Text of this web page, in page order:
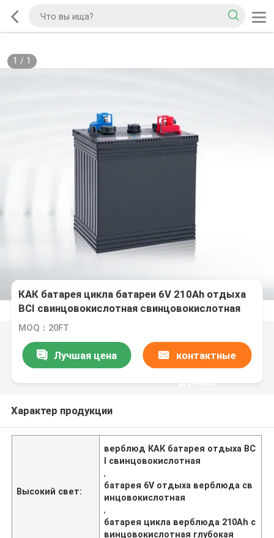
1 / 1
КАК батарея цикла батареи 6V 210Ah отдыха
BCI свинцовокислотная свинцовокислотная
глубокая
MOQ：20FT
Лучшая цена контактные
данные
Характер продукции
Высокий свет:
верблюд КАК батарея отдыха BC
I свинцовокислотная
,
батарея 6V отдыха верблюда св
инцовокислотная
,
батарея цикла верблюда 210Ah с
винцовокислотная глубокая